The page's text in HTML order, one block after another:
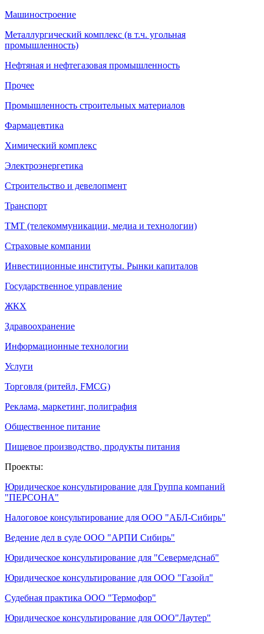
Машиностроение
Металлургический комплекс (в т.ч. угольная
промышленность)
Нефтяная и нефтегазовая промышленность
Прочее
Промышленность строительных материалов
Фармацевтика
Химический комплекс
Электроэнергетика
Строительство и девелопмент
Транспорт
ТМТ (телекоммуникации, медиа и технологии)
Страховые компании
Инвестиционные институты. Рынки капиталов
Государственное управление
ЖКХ
Здравоохранение
Информационные технологии
Услуги
Торговля (ритейл, FMCG)
Реклама, маркетинг, полиграфия
Общественное питание
Пищевое производство, продукты питания
Проекты:
Юридическое консультирование для Группа компаний
"ПЕРСОНА"
Налоговое консультирование для ООО "АБЛ-Сибирь"
Ведение дел в суде ООО "АРПИ Сибирь"
Юридическое консультирование для "Севермедснаб"
Юридическое консультирование для ООО "Газойл"
Судебная практика ООО "Термофор"
Юридическое консультирование для ООО"Лаутер"